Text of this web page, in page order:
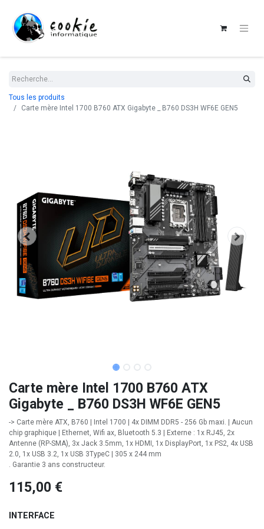
Tous les produits
Carte mère Intel 1700 B760 ATX Gigabyte _ B760 DS3H WF6E GEN5
Carte mère Intel 1700 B760 ATX
Gigabyte _ B760 DS3H WF6E GEN5
-> Carte mère ATX, B760 | Intel 1700 | 4x DIMM DDR5 - 256 Gb maxi. | Aucun
chip graphique | Ethernet, Wifi ax, Bluetooth 5.3 | Externe : 1x RJ45, 2x
Antenne (RP-SMA), 3x Jack 3.5mm, 1x HDMI, 1x DisplayPort, 1x PS2, 4x USB
2.0, 1x USB 3.2, 1x USB 3TypeC | 305 x 244 mm
. Garantie 3 ans constructeur.
115,00 €
INTERFACE